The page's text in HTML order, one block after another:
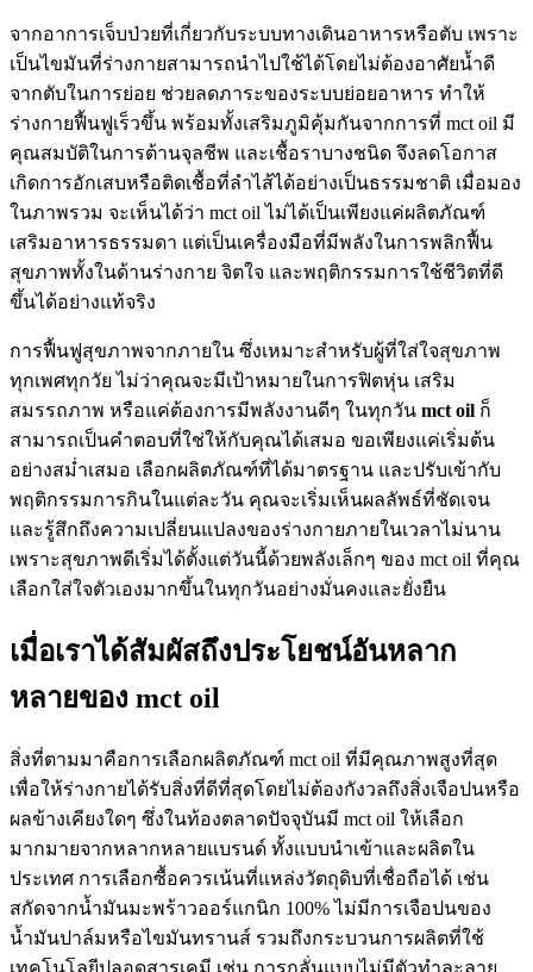
จากอาการเจ็บป่วยที่เกี่ยวกับระบบทางเดินอาหารหรือตับ เพราะ
เป็นไขมันที่ร่างกายสามารถนำไปใช้ได้โดยไม่ต้องอาศัยน้ำดี
จากตับในการย่อย ช่วยลดภาระของระบบย่อยอาหาร ทำให้
ร่างกายฟื้นฟูเร็วขึ้น พร้อมทั้งเสริมภูมิคุ้มกันจากการที่ mct oil มี
คุณสมบัติในการต้านจุลชีพ และเชื้อราบางชนิด จึงลดโอกาส
เกิดการอักเสบหรือติดเชื้อที่ลำไส้ได้อย่างเป็นธรรมชาติ เมื่อมอง
ในภาพรวม จะเห็นได้ว่า mct oil ไม่ได้เป็นเพียงแค่ผลิตภัณฑ์
เสริมอาหารธรรมดา แต่เป็นเครื่องมือที่มีพลังในการพลิกฟื้น
สุขภาพทั้งในด้านร่างกาย จิตใจ และพฤติกรรมการใช้ชีวิตที่ดี
ขึ้นได้อย่างแท้จริง
การฟื้นฟูสุขภาพจากภายใน ซึ่งเหมาะสำหรับผู้ที่ใส่ใจสุขภาพ
ทุกเพศทุกวัย ไม่ว่าคุณจะมีเป้าหมายในการฟิตหุ่น เสริม
สมรรถภาพ หรือแค่ต้องการมีพลังงานดีๆ ในทุกวัน mct oil ก็
สามารถเป็นคำตอบที่ใช่ให้กับคุณได้เสมอ ขอเพียงแค่เริ่มต้น
อย่างสม่ำเสมอ เลือกผลิตภัณฑ์ที่ได้มาตรฐาน และปรับเข้ากับ
พฤติกรรมการกินในแต่ละวัน คุณจะเริ่มเห็นผลลัพธ์ที่ชัดเจน
และรู้สึกถึงความเปลี่ยนแปลงของร่างกายภายในเวลาไม่นาน
เพราะสุขภาพดีเริ่มได้ตั้งแต่วันนี้ด้วยพลังเล็กๆ ของ mct oil ที่คุณ
เลือกใส่ใจตัวเองมากขึ้นในทุกวันอย่างมั่นคงและยั่งยืน
เมื่อเราได้สัมผัสถึงประโยชน์อันหลาก
หลายของ mct oil
สิ่งที่ตามมาคือการเลือกผลิตภัณฑ์ mct oil ที่มีคุณภาพสูงที่สุด
เพื่อให้ร่างกายได้รับสิ่งที่ดีที่สุดโดยไม่ต้องกังวลถึงสิ่งเจือปนหรือ
ผลข้างเคียงใดๆ ซึ่งในท้องตลาดปัจจุบันมี mct oil ให้เลือก
มากมายจากหลากหลายแบรนด์ ทั้งแบบนำเข้าและผลิตใน
ประเทศ การเลือกซื้อควรเน้นที่แหล่งวัตถุดิบที่เชื่อถือได้ เช่น
สกัดจากน้ำมันมะพร้าวออร์แกนิก 100% ไม่มีการเจือปนของ
น้ำมันปาล์มหรือไขมันทรานส์ รวมถึงกระบวนการผลิตที่ใช้
เทคโนโลยีปลอดสารเคมี เช่น การกลั่นแบบไม่มีตัวทำละลาย